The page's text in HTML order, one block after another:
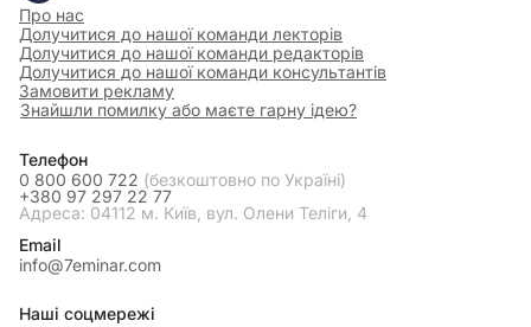
Про нас
Долучитися до нашої команди лекторів
Долучитися до нашої команди редакторів
Долучитися до нашої команди консультантів
Замовити рекламу
Знайшли помилку або маєте гарну ідею?
Телефон
0 800 600 722 (безкоштовно по Україні)
+380 97 297 22 77
Адреса: 04112 м. Київ, вул. Олени Теліги, 4
Email
info@7eminar.com
Наші соцмережі